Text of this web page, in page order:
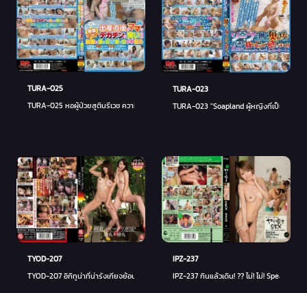
TURA-025
TURA-025 หอผู้ป่วยสูตินรีเวช ความไว Bing! หากคุณแหย่แม่ทันทีหลังคลอดด้วยโต้ง คุณจ
TURA-023
TURA-023 "Soapland ผู้หญิงที่เป็นผู้ใหญ่ที่
TYOD-207
TYOD-207 อิกิทูน่าที่น่ารังเกียจย้อนกลับ 3P สึบากิมารุ มากิมารุ
IPZ-237
IPZ-237 กินแล้วเดิน! ?? ไม่! ไม่! Spear